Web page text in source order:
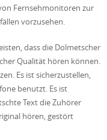
Fernsehmonitoren zur
vorzusehen.
dass die Dolmetscher
Qualität hören können.
Es ist sicherzustellen,
benutzt. Es ist
Text die Zuhörer
hören, gestört